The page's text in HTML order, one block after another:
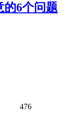
的6个问题
476